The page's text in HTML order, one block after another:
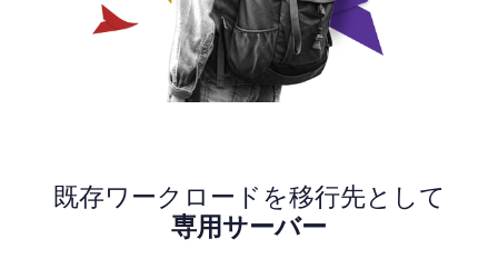
既存ワークロードを移行先として
専用サーバー